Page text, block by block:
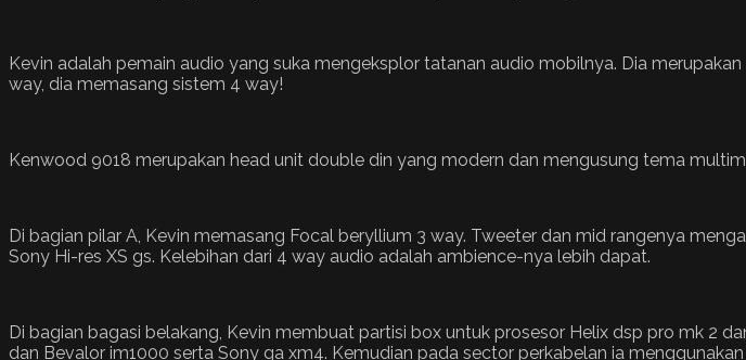
Kevin adalah pemain audio yang suka mengeksplor tatanan audio mobilnya. Dia
way, dia memasang sistem 4 way!
Kenwood 9018 merupakan head unit double din yang modern dan mengusung tema
Di bagian pilar A, Kevin memasang Focal beryllium 3 way. Tweeter dan mid rangenya
Sony Hi-res XS gs. Kelebihan dari 4 way audio adalah ambience-nya lebih dapat.
Di bagian bagasi belakang, Kevin membuat partisi box untuk prosesor Helix dsp pro mk 2
dan Bevalor im1000 serta Sony ga xm4. Kemudian pada sector perkabelan ia